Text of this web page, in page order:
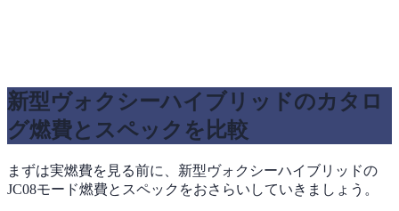
新型ヴォクシーハイブリッドのカタロ
グ燃費とスペックを比較
まずは実燃費を見る前に、新型ヴォクシーハイブリッドの
JC08モード燃費とスペックをおさらいしていきましょう。